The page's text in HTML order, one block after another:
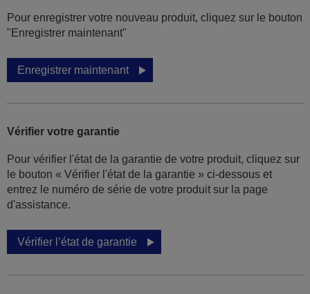
Pour enregistrer votre nouveau produit, cliquez sur le bouton
"Enregistrer maintenant"
Enregistrer maintenant
Vérifier votre garantie
Pour vérifier l'état de la garantie de votre produit, cliquez sur
le bouton « Vérifier l'état de la garantie » ci-dessous et
entrez le numéro de série de votre produit sur la page
d'assistance.
Vérifier l’état de garantie